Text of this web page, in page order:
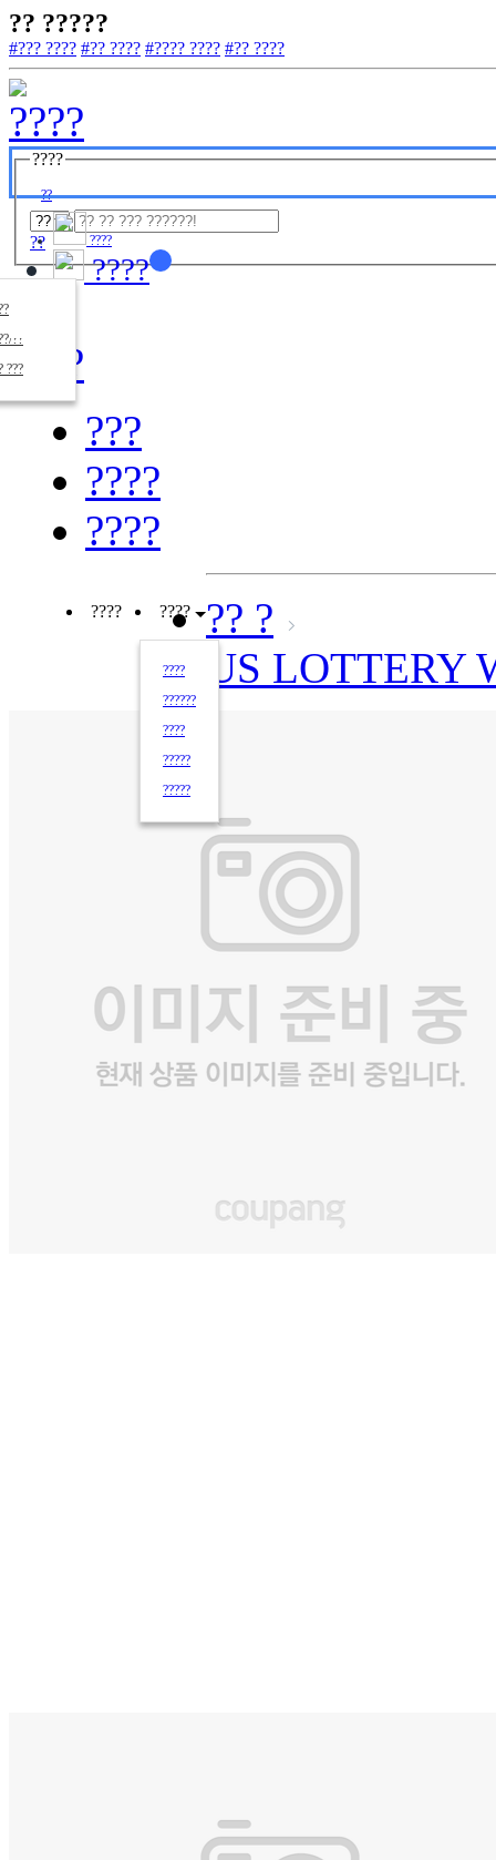
?? ?????
#??? ???? #?? ???? #???? ???? #?? ????
????
??
?? ????
??
???
????
????
???
????
????
???? ????
????
??????
????
?????
?????
?? ?
US LOTTERY